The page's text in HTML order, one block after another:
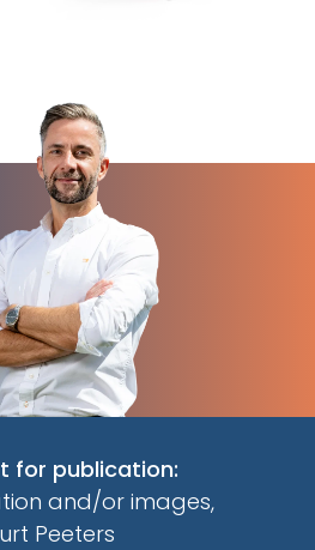
for publication:
and/or images,
Peeters